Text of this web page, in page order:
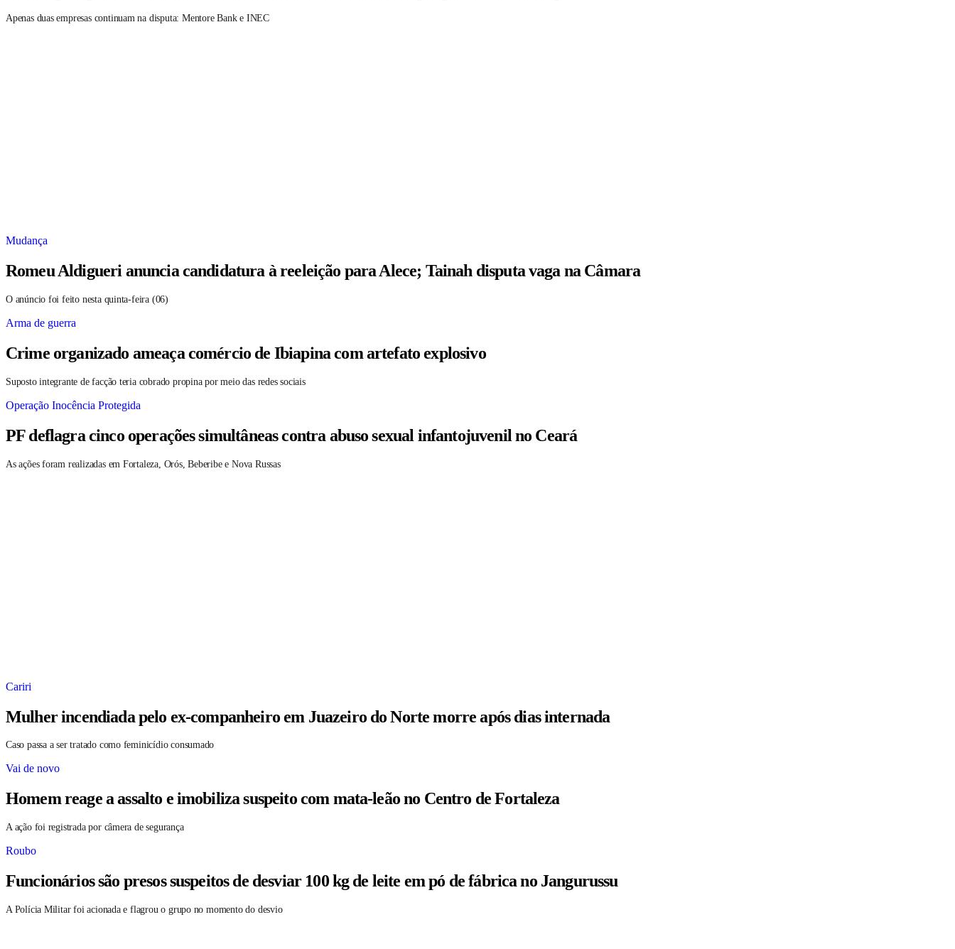
Apenas duas empresas continuam na disputa: Mentore Bank e INEC
Mudança
Romeu Aldigueri anuncia candidatura à reeleição para Alece; Tainah disputa vaga na Câmara
O anúncio foi feito nesta quinta-feira (06)
Arma de guerra
Crime organizado ameaça comércio de Ibiapina com artefato explosivo
Suposto integrante de facção teria cobrado propina por meio das redes sociais
Operação Inocência Protegida
PF deflagra cinco operações simultâneas contra abuso sexual infantojuvenil no Ceará
As ações foram realizadas em Fortaleza, Orós, Beberibe e Nova Russas
Cariri
Mulher incendiada pelo ex-companheiro em Juazeiro do Norte morre após dias internada
Caso passa a ser tratado como feminicídio consumado
Vai de novo
Homem reage a assalto e imobiliza suspeito com mata-leão no Centro de Fortaleza
A ação foi registrada por câmera de segurança
Roubo
Funcionários são presos suspeitos de desviar 100 kg de leite em pó de fábrica no Jangurussu
A Polícia Militar foi acionada e flagrou o grupo no momento do desvio